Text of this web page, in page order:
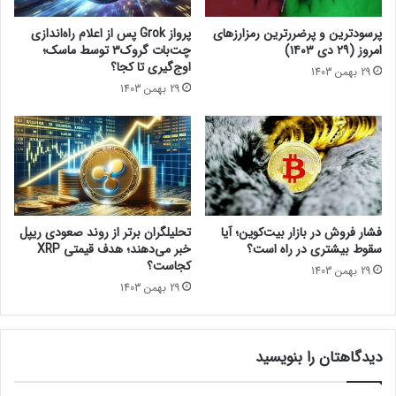
اجرای این مصوبه اکنون در مراحل
نخست خود قرار دارد؛ لذا، با توجه به
این نکته، تعداد نفرات کمی مشمول
آن شده‌اند و نمی‌توان اطلاعات دقیقی
را درباره آنها داد. آمار متقن تعداد
مشمولین این طرح را باید از سوی
وزارت صمت پرسید.
معاون فناوری‌های نوین بانک مرکزی همچنین درباره اخذ مالیات
از محل تبادل رمزارز‌ها گفت:
ک
»
ر
م
م
ن
و
ع
ک
ر
د
ه‌
د
پرسودترین و پرضررترین رمزارزهای
امروز (۲۹ دی ۱۴۰۳)
29 بهمن 1403
پرواز Grok پس از اعلام راه‌اندازی
چت‌بات گروک۳ توسط ماسک؛
اوج‌گیری تا کجا؟
29 بهمن 1403
فشار فروش در بازار بیت‌کوین؛ آیا
سقوط بیشتری در راه است؟
29 بهمن 1403
تحلیلگران برتر از روند صعودی ریپل
خبر می‌دهند؛ هدف قیمتی XRP
کجاست؟
29 بهمن 1403
دیدگاهتان را بنویسید